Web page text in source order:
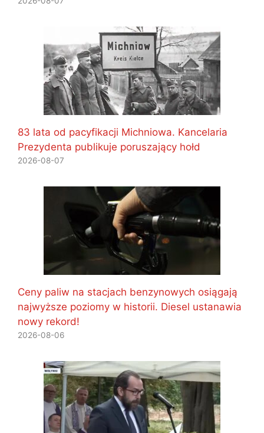
83 lata od pacyfikacji Michniowa. Kancelaria
Prezydenta publikuje poruszający hołd
2026-08-07
Ceny paliw na stacjach benzynowych osiągają
najwyższe poziomy w historii. Diesel ustanawia
nowy rekord!
2026-08-06